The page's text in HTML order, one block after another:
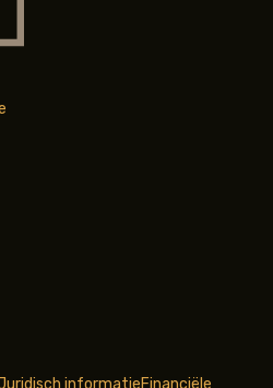
informatieFinanciële